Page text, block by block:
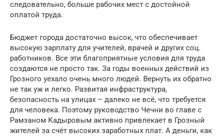
следовательно, больше рабочих мест с достойной
оплатой труда.
Бюджет города достаточно высок, что обеспечивает
высокую зарплату для учителей, врачей и других соц.
работников. Все эти благоприятные условия для труда
создаются не просто так. За годы военных действий из
Грозного уехало очень много людей. Вернуть их обратно
не так уж и легко. Развитая инфраструктура,
безопасность на улицах – далеко не всё, что требуется
для человека. Поэтому руководство Чечни во главе с
Рамзаном Кадыровым активно привлекает в Грозный
жителей за счёт высоких заработных плат. А деньги, как